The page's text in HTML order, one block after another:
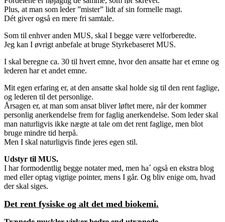
Plus, at man som leder ”mister” lidt af sin formelle magt.
Dét giver også en mere fri samtale.
Som til enhver anden MUS, skal I begge være velforberedte.
Jeg kan I øvrigt anbefale at bruge Styrkebaseret MUS.
I skal beregne ca. 30 til hvert emne, hvor den ansatte har et emne og
lederen har et andet emne.
Mit egen erfaring er, at den ansatte skal holde sig til den rent faglige,
og lederen til det personlige.
Årsagen er, at man som ansat bliver løftet mere, når der kommer
personlig anerkendelse frem for faglig anerkendelse. Som leder skal
man naturligvis ikke nægte at tale om det rent faglige, men blot
bruge mindre tid herpå.
Men I skal naturligvis finde jeres egen stil.
Udstyr til MUS.
I har formodentlig begge notater med, men ha´ også en ekstra blog
med eller optag vigtige pointer, mens I går. Og bliv enige om, hvad
der skal siges.
Det rent fysiske og alt det med biokemi.